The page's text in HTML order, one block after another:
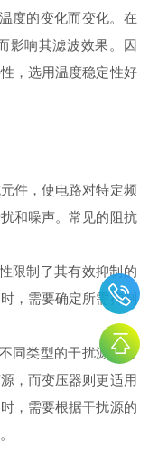
度的变化而变化。在
影响其滤波效果。因
，选用温度稳定性好
件，使电路对特定频
和噪声。常见的阻抗
限制了其有效抑制的
，需要确定所需抑制
同类型的干扰源具有
，而变压器则更适用
，需要根据干扰源的